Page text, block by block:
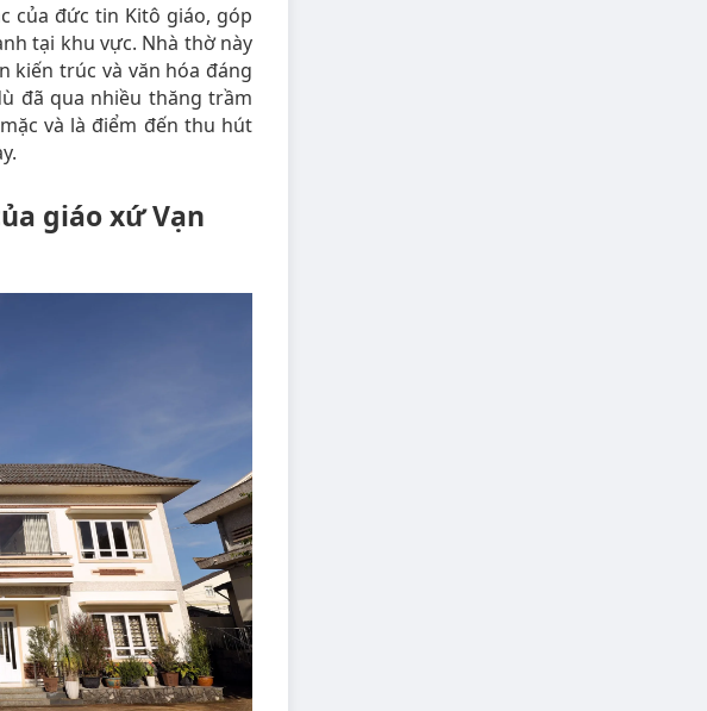
của đức tin Kitô giáo, góp
tại khu vực. Nhà thờ này
kiến trúc và văn hóa đáng
đã qua nhiều thăng trầm
và là điểm đến thu hút
giáo xứ Vạn